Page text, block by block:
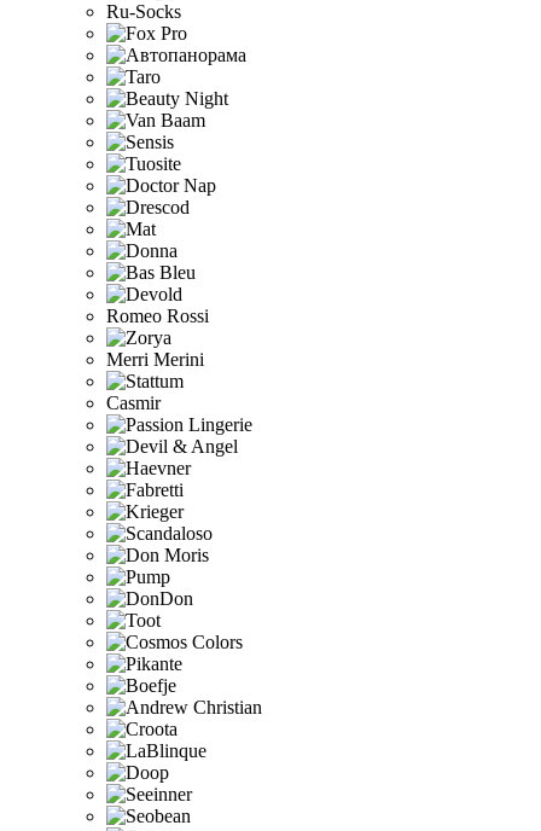
Ru-Socks
Romeo Rossi
Merri Merini
Casmir